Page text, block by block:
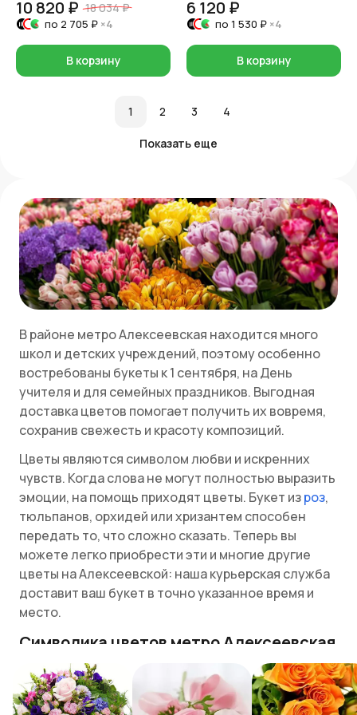
10 820 ₽ 18 034 ₽
по 2 705 ₽ ×4
В корзину
6 120 ₽
по 1 530 ₽ ×4
В корзину
1 2 3 4
Показать еще
В районе метро Алексеевская находится много
школ и детских учреждений, поэтому особенно
востребованы букеты к 1 сентября, на День
учителя и для семейных праздников. Выгодная
доставка цветов помогает получить их вовремя,
сохранив свежесть и красоту композиций.
Цветы являются символом любви и искренних
чувств. Когда слова не могут полностью выразить
эмоции, на помощь приходят цветы. Букет изроз,
тюльпанов, орхидей или хризантем способен
передать то, что сложно сказать. Теперь вы
можете легко приобрести эти и многие другие
цветы на Алексеевской: наша курьерская служба
доставит ваш букет в точно указанное время и
место.
Символика цветов метро Алексеевская
– какой букет выбрать
Каждый цветок можно считать символом
романтики, но некоторые из них по праву